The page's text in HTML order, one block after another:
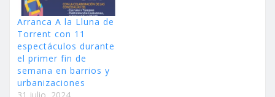
Arranca A la Lluna de
Torrent con 11
espectáculos durante
el primer fin de
semana en barrios y
urbanizaciones